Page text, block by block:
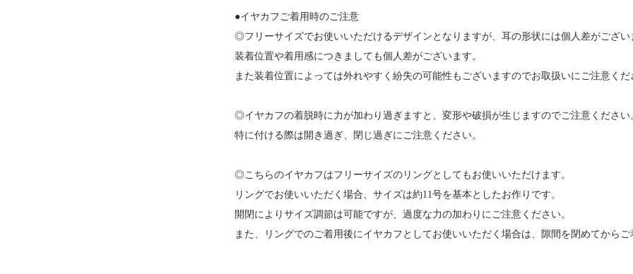
●イヤカフご着用時のご注意
◎フリーサイズでお使いいただけるデザインとなりますが、耳の形状には個人差がござい
装着位置や着用感につきましても個人差がございます。
また装着位置によっては外れやすく紛失の可能性もございますのでお取扱いにご注意くだ
◎イヤカフの着脱時に力が加わり過ぎますと、変形や破損が生じますのでご注意ください
特に付ける際は開き過ぎ、閉じ過ぎにご注意ください。
◎こちらのイヤカフはフリーサイズのリングとしてもお使いいただけます。
リングでお使いいただく場合、サイズは約11号を基本としたお作りです。
開閉によりサイズ調節は可能ですが、過度な力の加わりにご注意ください。
また、リングでのご着用後にイヤカフとしてお使いいただく場合は、隙間を閉めてから